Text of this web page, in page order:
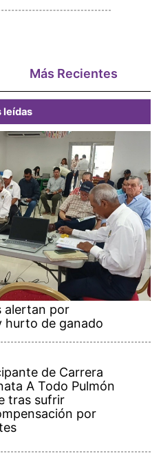
Más Recientes
leídas
alertan por
hurto de ganado
de Carrera
A Todo Pulmón
tras sufrir
por